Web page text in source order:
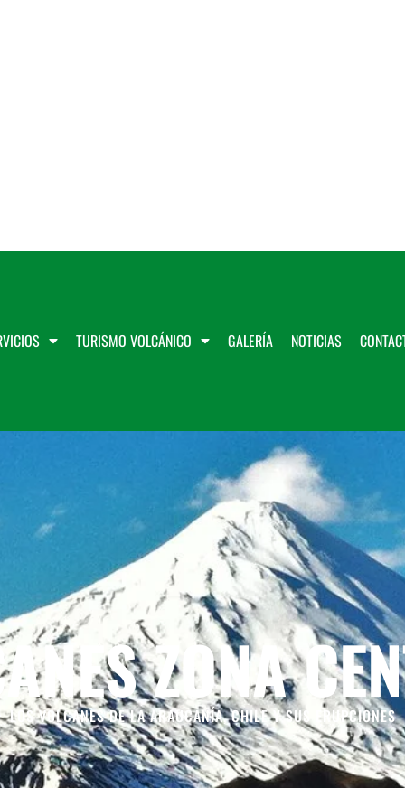
TURISMO VOLCÁNICO GALERÍA NOTICIAS
ZONA
LOS VOLCANES DE LA ARAUCANÍA, CHILE Y SUS ERUPCIONES